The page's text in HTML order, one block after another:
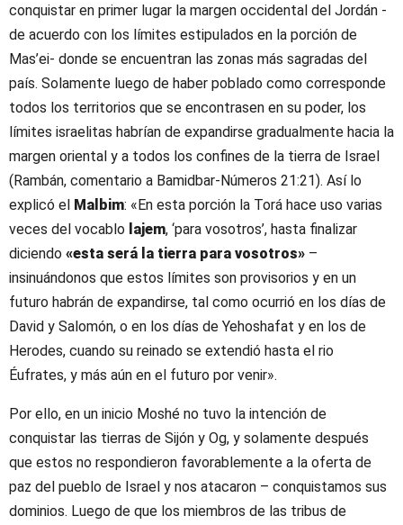
conquistar en primer lugar la margen occidental del Jordán -
de acuerdo con los límites estipulados en la porción de
Mas’ei- donde se encuentran las zonas más sagradas del
país. Solamente luego de haber poblado como corresponde
todos los territorios que se encontrasen en su poder, los
límites israelitas habrían de expandirse gradualmente hacia la
margen oriental y a todos los confines de la tierra de Israel
(Rambán, comentario a Bamidbar-Números 21:21). Así lo
explicó el Malbim: «En esta porción la Torá hace uso varias
veces del vocablo lajem, ‘para vosotros’, hasta finalizar
diciendo «esta será la tierra para vosotros» –
insinuándonos que estos límites son provisorios y en un
futuro habrán de expandirse, tal como ocurrió en los días de
David y Salomón, o en los días de Yehoshafat y en los de
Herodes, cuando su reinado se extendió hasta el rio
Éufrates, y más aún en el futuro por venir».
Por ello, en un inicio Moshé no tuvo la intención de
conquistar las tierras de Sijón y Og, y solamente después
que estos no respondieron favorablemente a la oferta de
paz del pueblo de Israel y nos atacaron – conquistamos sus
dominios. Luego de que los miembros de las tribus de